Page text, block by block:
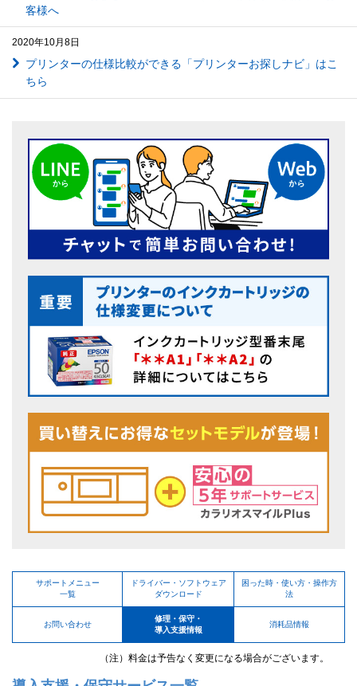
客様へ
2020年10月8日
プリンターの仕様比較ができる「プリンターお探しナビ」はこ
ちら
サポートメニュー
一覧
ドライバー・ソフトウェア
ダウンロード
困った時・使い方・操作方
法
お問い合わせ
修理・保守・
導入支援情報
消耗品情報
（注）料金は予告なく変更になる場合がございます。